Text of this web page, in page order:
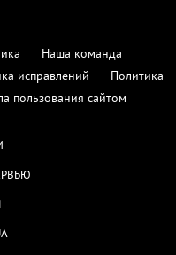
Наша команда
исправлений
Политика
пользования сайтом